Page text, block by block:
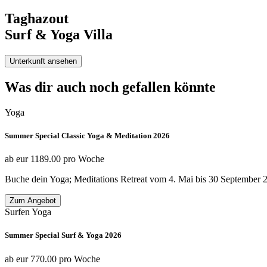
Taghazout
Surf & Yoga Villa
Unterkunft ansehen
Was dir auch noch gefallen könnte
Yoga
Summer Special Classic Yoga & Meditation 2026
ab eur 1189.00 pro Woche
Buche dein Yoga; Meditations Retreat vom 4. Mai bis 30
Zum Angebot
Surfen Yoga
Summer Special Surf & Yoga 2026
ab eur 770.00 pro Woche